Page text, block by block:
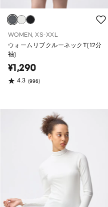
WOMEN, XS-XXL
ウォームリブクルーネックT(12分
袖)
¥1,290
4.3 (996)